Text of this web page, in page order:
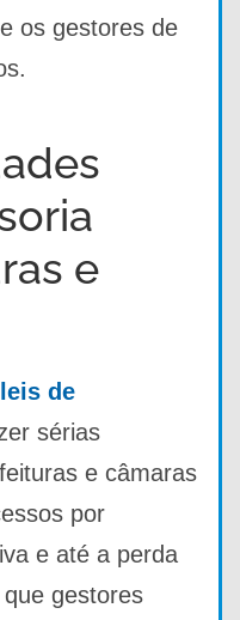
os gestores de
e
leis de
sérias
e câmaras
por
e até a perda
gestores